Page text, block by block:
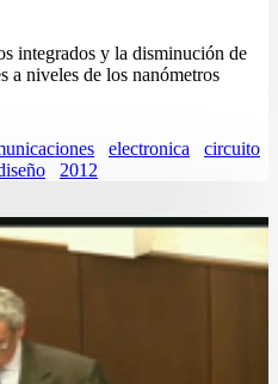
integrados y la disminución de
a niveles de los nanómetros
electronica
circuito
2012